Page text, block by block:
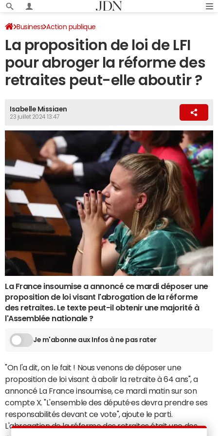
Business Action publique
La proposition de loi de LFI
pour abroger la réforme des
retraites peut-elle aboutir ?
Isabelle Missiaen
23 juillet 2024 13:47
La France insoumise a annoncé ce mardi déposer une
proposition de loi visant l'abrogation de la réforme
des retraites. Le texte peut-il obtenir une majorité à
l'Assemblée nationale ?
Je m'abonne aux Infos à ne pas rater
"On l'a dit, on le fait ! Nous venons de déposer une
proposition de loi visant à abolir la retraite à 64 ans", a
annoncé La France insoumise, ce mardi matin sur son
compte X. "L'ensemble des député·es devra prendre ses
responsabilités devant ce vote", ajoute le parti.
L'abrogation de laréforme des retraitesétait une des